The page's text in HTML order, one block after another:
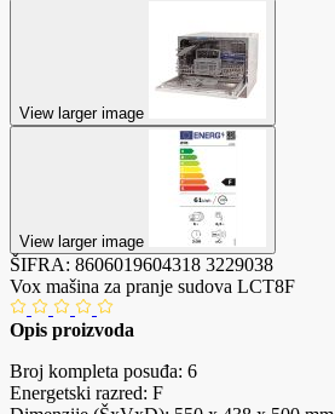
View larger image
View larger image
ŠIFRA: 8606019604318 3229038
Vox mašina za pranje sudova LCT8F
Opis proizvoda
Broj kompleta posuđa: 6
Energetski razred: F